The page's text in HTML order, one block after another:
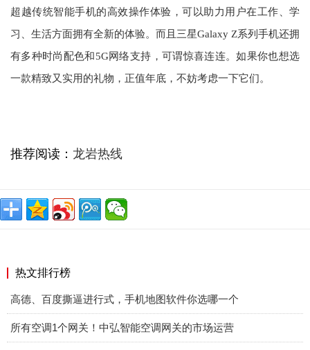
超越传统智能手机的高效操作体验，可以助力用户在工作、学
习、生活方面拥有全新的体验。而且三星Galaxy Z系列手机还拥
有多种时尚配色和5G网络支持，可谓惊喜连连。如果你也想选
一款精致又实用的礼物，正值年底，不妨考虑一下它们。
推荐阅读： 龙岩热线
热文排行榜
高德、百度撕逼进行式，手机地图软件你选哪一个
所有空调1个网关！中弘智能空调网关的市场运营